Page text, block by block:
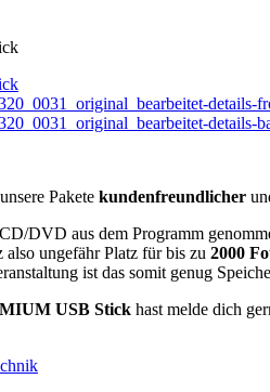
Pakete kundenfreundlicher
DVD aus dem Programm
also ungefähr Platz für bis zu 2000
ist das somit genug
USB Stick hast melde dich